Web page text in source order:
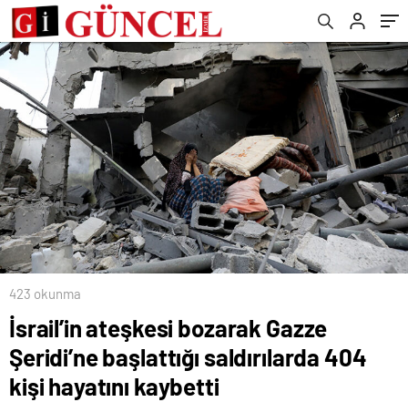
kaybetti
423 okunma
İsrail’in ateşkesi bozarak Gazze
Şeridi’ne başlattığı saldırılarda 404
kişi hayatını kaybetti